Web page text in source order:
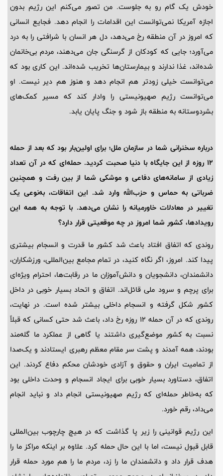
خودش یک گام رو به جلوست. من تصور می‌کنم این رژیم بدون
اجازه آمریکا نمی‌توانست این اقدامات را انجام دهد. فجایع انسانی
که امروز در آن منطقه رخ می‌دهد، دل هر انسان با شرافتی را به درد
می‌آورد؛ جایی که کودکان از گرسنگی جان می‌دهند، مردم بی‌خانمان
شده‌اند، غذا ندارند و بیمارستان‌ها تخریب شده‌اند. این کاری بود که
می‌توانست خیلی زودتر هم انجام دهد و هنوز هم دیر نیست. او
می‌توانست رژیم صهیونیستی را وادار کند که مسیر کمک‌های
بشردوستانه به منطقه باز شود و جنگ پایان یابد.
درباره سخنرانی شما در سازمان ملل؛ برای اولین‌بار بود که بعد از حمله
12 روزه از این جایگاه با دنیا صحبت کردید. حمله‌ای که در آن تعداد
زیادی از سامانه‌های دفاعی و موشکی شما از بین رفت و همچنین
ضرباتی به حماس و حزب‌الله وارد شد. این اتفاقات، به‌نوعی یک
تغییر در معادلات خاورمیانه را نشان می‌دهد. با توجه به همه این
رویدادها، کشور شما امروز در چه موقعیتی قرار دارد؟
روندی که اتفاق افتاد باعث شد کشور ما قدرت و انسجام بیشتری
پیدا کند. امروز، اگر نگاه کنید، در تمام مجامع بین‌المللی، ورزشکاران،
دانشمندان، دانشجویان و دانش‌آموزان ما در رقابت‌ها، احترام ویژه‌ای
برای پرچم و سرود ملی قائل‌اند. اتفاق و اتحاد بسیار خوبی در داخل
کشور شکل گرفته و انسجام داخلی بیشتر شده است. در نهایت،
روندی که در آن حمله 12 روزه رخ داد، باعث شد حتی کسانی که قبلاً
نسبت به کشور موضع‌گیری داشتند یا گاهی از عملکرد ما گله‌مند
بودند، همه آمدند و پشت سر مقام معظم رهبری ایستادند و یک‌صدا
از تمامیت ایران و حقوق و آزادی خودشان محکم دفاع کردند. این
اتفاق، دستاورد بسیار خوبی برای ایجاد انسجام و وحدت داخلی بود
که به‌خاطر حمله‌ای که رژیم صهیونیستی انجام داد و نباید انجام
می‌داد، رقم خورد.
این رژیم قوانینی را زیر پا گذاشت که در هیچ چارچوب بین‌المللی
قابل قبول نیست، اما با این حال حمله کرد. علاوه بر اینکه مراکز ما را
هدف قرار داد و دانشمندان ما را زد، مردم ما را هم مورد حمله قرار